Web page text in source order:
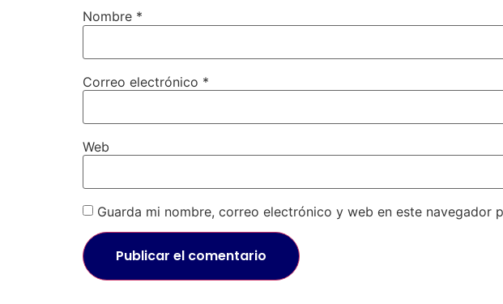
Nombre *
Correo electrónico *
Web
Guarda mi nombre, correo electrónico y web en este navegador